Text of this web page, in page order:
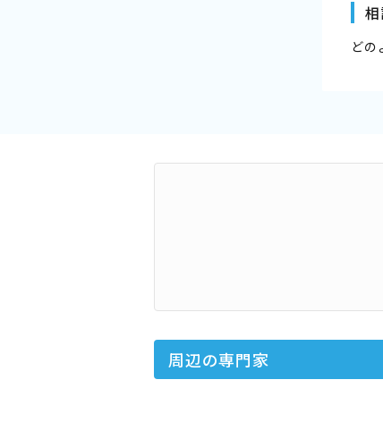
どの
周辺の専門家